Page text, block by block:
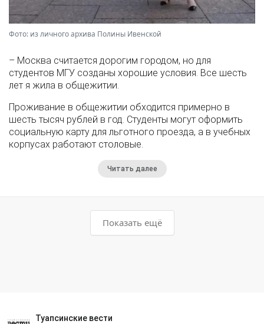
Фото: из личного архива Полины Ивенской
– Москва считается дорогим городом, но для
студентов МГУ созданы хорошие условия. Все шесть
лет я жила в общежитии.
Проживание в общежитии обходится примерно в
шесть тысяч рублей в год. Студенты могут оформить
социальную карту для льготного проезда, а в учебных
корпусах работают столовые.
Читать далее
Показать ещё
Туапсинские вести